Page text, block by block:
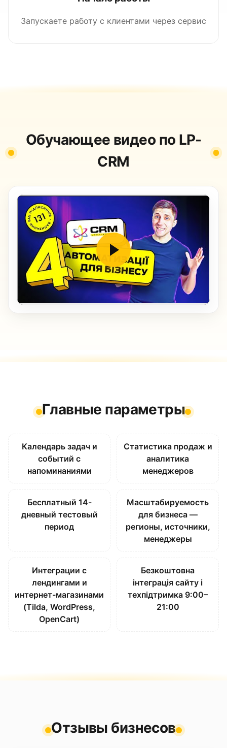
Запускаете работу с клиентами через сервис
Обучающее видео по LP-
CRM
Главные параметры
Календарь задач и
событий с
напоминаниями
Статистика продаж и
аналитика
менеджеров
Бесплатный 14-
дневный тестовый
период
Масштабируемость
для бизнеса —
регионы, источники,
менеджеры
Интеграции с
лендингами и
интернет-магазинами
(Tilda, WordPress,
OpenCart)
Безкоштовна
інтеграція сайту і
техпідтримка 9:00–
21:00
Отзывы бизнесов